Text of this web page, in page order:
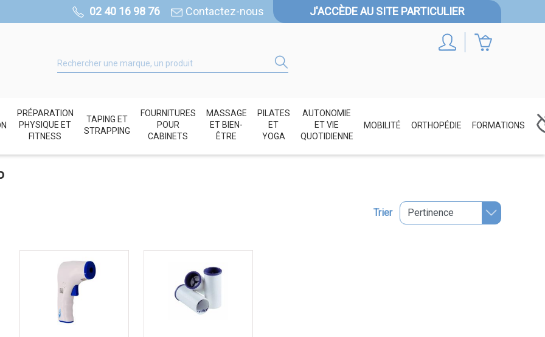
02 40 16 98 76 Contactez-nous J'ACCÈDE AU SITE PARTICULIER
PRÉPARATION
PHYSIQUE ET
FITNESS
TAPING ET
STRAPPING
FOURNITURES
POUR
CABINETS
MASSAGE
ET BIEN-
ÊTRE
PILATES
ET
YOGA
AUTONOMIE
ET VIE
QUOTIDIENNE
MOBILITÉ ORTHOPÉDIE FORMATIONS
Trier